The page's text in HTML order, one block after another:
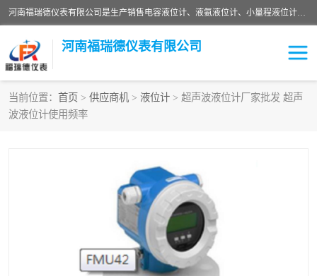
河南福瑞德仪表有限公司是生产销售电容液位计、液氨液位计、小量程液位计定制、智能锅炉水位计、液氮液位计等；并在产品开发、研制的过程中，吸取国内外仪器仪表的技术精华，建立了一支高、精、尖的科研开发队伍，使产品性能不断升级。
河南福瑞德仪表有限公司
当前位置： 首页 > 供应商机 > 液位计 > 超声波液位计厂家批发 超声
波液位计使用频率
液位计
液氮液位计
液位计传感器定制
物位计